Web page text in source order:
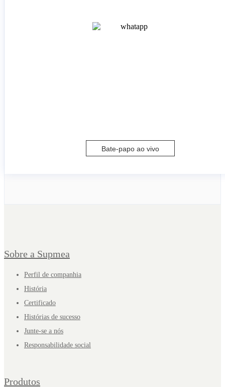
Bate-papo ao vivo
Sobre a Supmea
Perfil de companhia
História
Certificado
Histórias de sucesso
Junte-se a nós
Responsabilidade social
Produtos